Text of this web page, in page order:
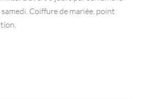
Coiffure de mariée, point